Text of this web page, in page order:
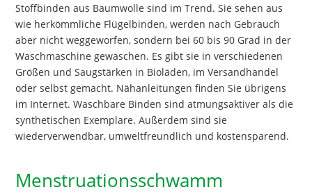
Stoffbinden aus Baumwolle sind im Trend. Sie sehen aus
wie herkömmliche Flügelbinden, werden nach Gebrauch
aber nicht weggeworfen, sondern bei 60 bis 90 Grad in der
Waschmaschine gewaschen. Es gibt sie in verschiedenen
Größen und Saugstärken in Bioläden, im Versandhandel
oder selbst gemacht. Nähanleitungen finden Sie übrigens
im Internet. Waschbare Binden sind atmungsaktiver als die
synthetischen Exemplare. Außerdem sind sie
wiederverwendbar, umweltfreundlich und kostensparend.
Menstruationsschwamm